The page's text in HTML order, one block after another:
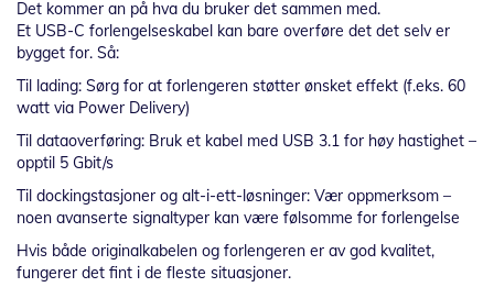
Det kommer an på hva du bruker det sammen med.
Et USB-C forlengelseskabel kan bare overføre det det selv er
bygget for. Så:
Til lading: Sørg for at forlengeren støtter ønsket effekt (f.eks. 60
watt via Power Delivery)
Til dataoverføring: Bruk et kabel med USB 3.1 for høy hastighet –
opptil 5 Gbit/s
Til dockingstasjoner og alt-i-ett-løsninger: Vær oppmerksom –
noen avanserte signaltyper kan være følsomme for forlengelse
Hvis både originalkabelen og forlengeren er av god kvalitet,
fungerer det fint i de fleste situasjoner.